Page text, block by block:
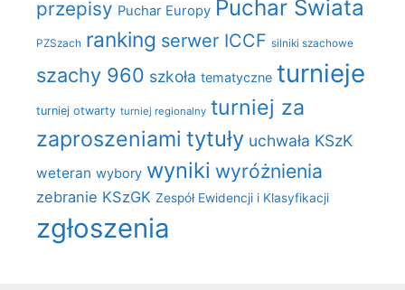
przepisy Puchar Europy Puchar Świata
PZSzach ranking serwer ICCF silniki szachowe
szachy 960 szkoła tematyczne turnieje
turniej otwarty turniej regionalny turniej za
zaproszeniami tytuły uchwała KSzK
weteran wybory wyniki wyróżnienia
zebranie KSzGK Zespół Ewidencji i Klasyfikacji
zgłoszenia